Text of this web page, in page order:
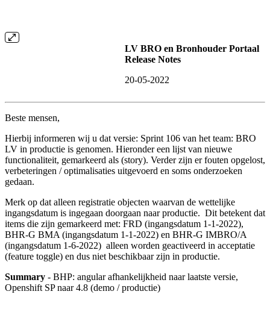
LV BRO en Bronhouder Portaal
Release Notes
20-05-2022
Beste mensen,
Hierbij informeren wij u dat versie: Sprint 106 van het team: BRO
LV in productie is genomen. Hieronder een lijst van nieuwe
functionaliteit, gemarkeerd als (story). Verder zijn er fouten opgelost,
verbeteringen / optimalisaties uitgevoerd en soms onderzoeken
gedaan.
Merk op dat alleen registratie objecten waarvan de wettelijke
ingangsdatum is ingegaan doorgaan naar productie. Dit betekent dat
items die zijn gemarkeerd met: FRD (ingangsdatum 1-1-2022),
BHR-G BMA (ingangsdatum 1-1-2022) en BHR-G IMBRO/A
(ingangsdatum 1-6-2022) alleen worden geactiveerd in acceptatie
(feature toggle) en dus niet beschikbaar zijn in productie.
Summary - BHP: angular afhankelijkheid naar laatste versie,
Openshift SP naar 4.8 (demo / productie)